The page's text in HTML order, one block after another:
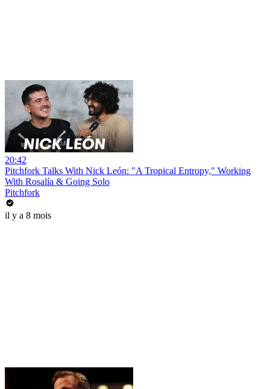
20:42
Pitchfork Talks With Nick León: "A Tropical Entropy," Working
With Rosalía & Going Solo
Pitchfork
il y a 8 mois